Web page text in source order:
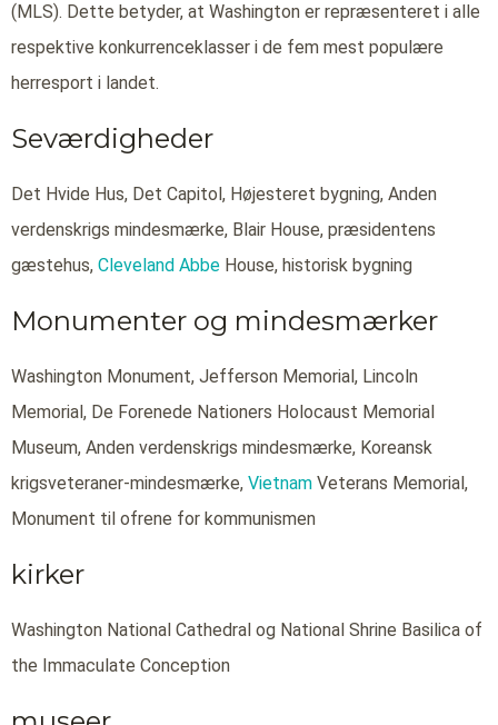
(MLS). Dette betyder, at Washington er repræsenteret i alle
respektive konkurrenceklasser i de fem mest populære
herresport i landet.
Seværdigheder
Det Hvide Hus, Det Capitol, Højesteret bygning, Anden
verdenskrigs mindesmærke, Blair House, præsidentens
gæstehus, Cleveland Abbe House, historisk bygning
Monumenter og mindesmærker
Washington Monument, Jefferson Memorial, Lincoln
Memorial, De Forenede Nationers Holocaust Memorial
Museum, Anden verdenskrigs mindesmærke, Koreansk
krigsveteraner-mindesmærke, Vietnam Veterans Memorial,
Monument til ofrene for kommunismen
kirker
Washington National Cathedral og National Shrine Basilica of
the Immaculate Conception